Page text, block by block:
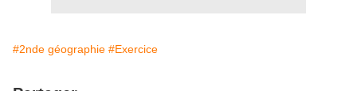
#2nde géographie #Exercice